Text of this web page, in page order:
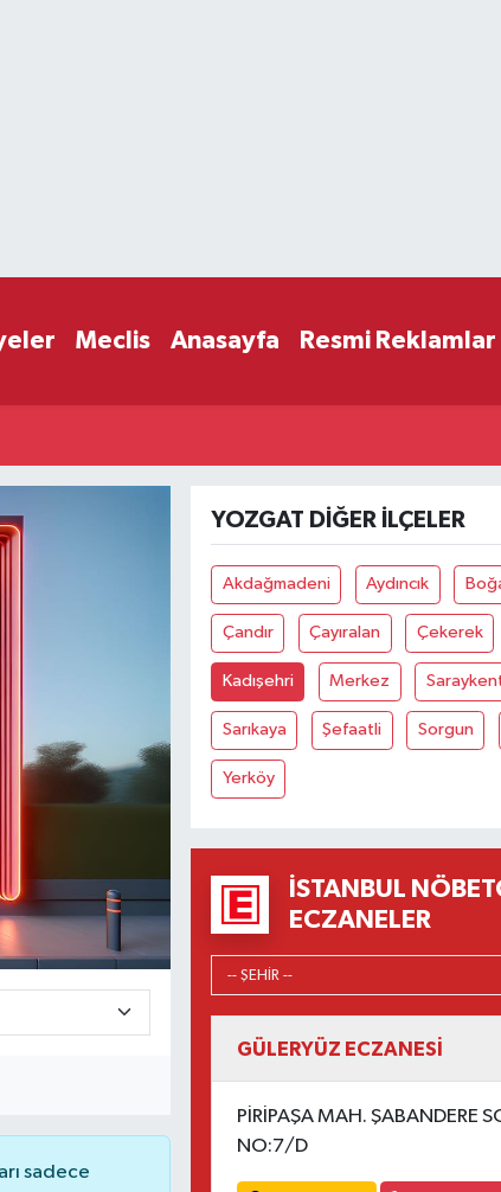
Meclis Anasayfa Resmi Reklamlar
sadece
YOZGAT DIĞER İLÇELER
Akdağmadeni Aydıncık
Çandır Çayıralan Çekerek
Kadışehri Merkez
Sarıkaya Şefaatli Sorgun
Yerköy
İSTANBUL
ECZANELER
GÜLERYÜZ ECZANESİ
PİRİPAŞA MAH. ŞABANDERE
NO:7/D